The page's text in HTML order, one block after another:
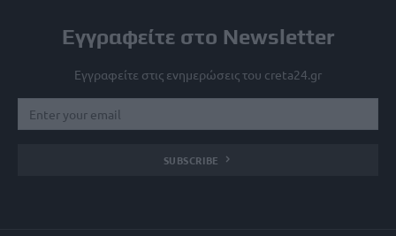
Εγγραφείτε στο Newsletter
Εγγραφείτε στις ενημερώσεις του creta24.gr
SUBSCRIBE